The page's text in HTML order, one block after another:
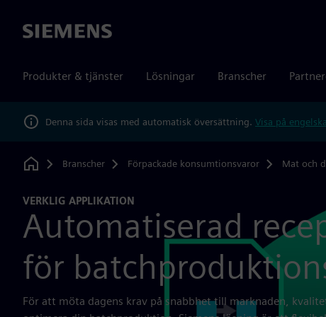
Siemens
Produkter & tjänster Lösningar Branscher
Denna sida visas med automatisk översättning. Visa på
Home
Branscher Förpackade konsumtionsvaror Mat och
VERKLIG APPLIKATION
Automatiserad
för
För att möta dagens krav på snabbhet till marknaden,